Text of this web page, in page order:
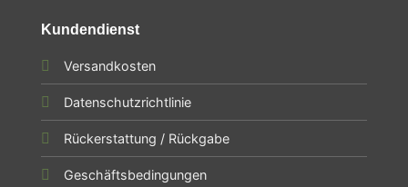
Kundendienst
Versandkosten
Datenschutzrichtlinie
Rückerstattung / Rückgabe
Geschäftsbedingungen